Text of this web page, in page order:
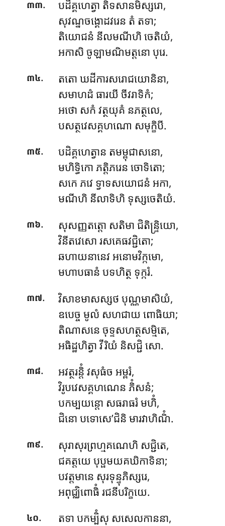
៣៣.
បដិគ្គហេត្វា តិទសានមិស្សរោ,
សុវណ្នចង្គោដវរេន តំ តទា;
តិយោជនំ នីលមណីហិ ចេតិយំ,
អកាសិ ចូឡាមណិមត្តនោ បុរេ.
៣៤.
តតោ ឃដីការសរោជយោនិនា,
សមាហដំ ធារយី ចីវរាទិកំ;
អថោ សកំ វត្ថយុគំ នភត្ថលេ,
បសត្ថវេសគ្គហណោ សមុក្ខិបី.
៣៥.
បដិគ្គហេត្វាន តមម្ពុជាសនោ,
មហិទ្ធិកោ ភត្តិភរេន ចោទិតោ;
សកេ ភវេ ទ្វាទសយោជនំ អកា,
មណីហិ នីលាទិហិ ទុស្សចេតិយំ.
៣៦.
សុសញ្ញតត្តោ សតិមា ជិតិន្ទ្រិយោ,
វិនីតវេសោ រសគេធវជ្ជិតោ;
ឆហាយនានេវ អនោមវិក្កមោ,
មហាបធានំ បទហិត្ថ ទុក្ករំ.
៣៧.
វិសាខមាសស្សថ បុណ្ណមាសិយំ,
ឧបេច្ច មូលំ សហជាយ ពោធិយា;
តិណាសនេ ចុទ្ទសហត្ថសម្មិតេ,
អធិដ្ឋហិត្វា វីរិយំ និសជ្ជិ សោ.
៣៨.
អវត្ថរន្តិំ វសុធំច អម្ពរំ,
វិរូបវេសគ្គហណេន ភិំសនំ;
បកម្បយន្តោ សធរាធរំ មហិំ,
ជិនោ បទោសេ’ជិនិ មារវាហិណិំ.
៣៩.
សុរាសុរព្រហ្មគណេហិ សជ្ជិតេ,
ជគត្តយេ បុប្ផមយគឃិកាទិនា;
បវត្តមានេ សុរទុន្ទុភិស្សរេ,
អពុជ្ឈិពោធិំ រជនីបរិក្ខយេ.
៤០.
តទា បកម្បិំសុ សសេលកាននា,